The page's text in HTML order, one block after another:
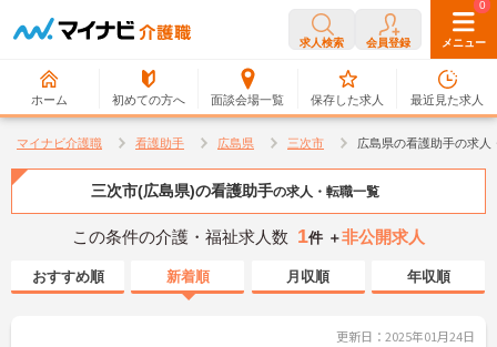
求人検索 会員登録 メニュー
ホーム 初めての方へ 面談会場一覧
0
保存した求人
0
最近見た求人
マイナビ介護職 看護助手 広島県 三次市 広島県の看護助手の求人
三次市(広島県)の看護助手の求人・転職一覧
この条件の介護・福祉求人数 1件 ＋非公開求人
おすすめ順 新着順 月収順 年収順
更新日：2025年01月24日